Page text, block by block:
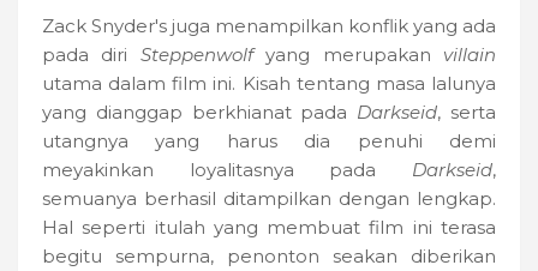
Zack Snyder's juga menampilkan konflik yang ada
pada diri Steppenwolfyang merupakan villain
utama dalam film ini. Kisah tentang masa lalunya
yang dianggap berkhianat pada Darkseid, serta
utangnya yang harus dia penuhi demi
meyakinkan loyalitasnya pada Darkseid,
semuanya berhasil ditampilkan dengan lengkap.
Hal seperti itulah yang membuat film ini terasa
begitu sempurna, penonton seakan diberikan